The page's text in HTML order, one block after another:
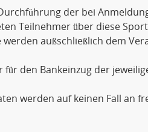
der bei
Teilnehmer über diese
außschließlich dem
den Bankeinzug der
werden auf keinen Fall an